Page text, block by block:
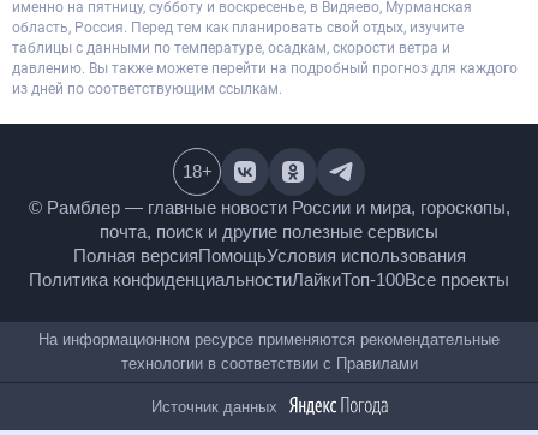
именно на пятницу, субботу и воскресенье, в Видяево, Мурманская
область, Россия. Перед тем как планировать свой отдых, изучите
таблицы с данными по температуре, осадкам, скорости ветра и
давлению. Вы также можете перейти на подробный прогноз для каждого
из дней по соответствующим ссылкам.
© Рамблер — главные новости России и мира,
гороскопы, почта, поиск и другие полезные сервисы
Полная версияПомощьУсловия использования
Политика конфиденциальностиЛайкиТоп-100
18+
На информационном ресурсе применяются
рекомендательные технологии в соответствии сПравилами